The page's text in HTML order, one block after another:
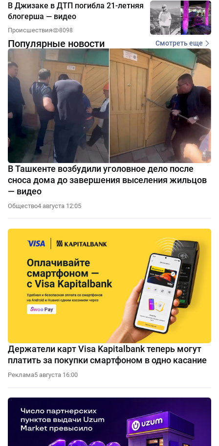
В Джизаке в ДТП погибла 21-летняя
блогерша — видео
Происшествия 8098
Популярные новости Смотреть еще
В Ташкенте возбудили уголовное дело после
сноса дома до завершения выселения жильцов
— видео
Общество4 августа 12:05
Держатели карт Visa Kapitalbank теперь могут
платить за покупки смартфоном в одно касание
Реклама5 августа 16:00